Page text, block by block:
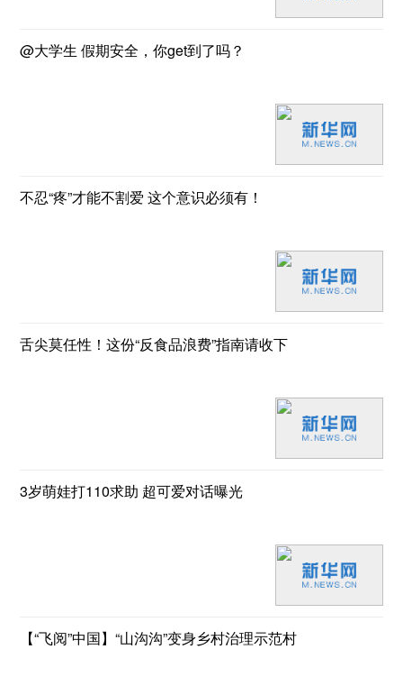
@大学生 假期安全，你get到了吗？
不忍“疼”才能不割爱 这个意识必须有！
舌尖莫任性！这份“反食品浪费”指南请收下
3岁萌娃打110求助 超可爱对话曝光
【“飞阅”中国】“山沟沟”变身乡村治理示范村